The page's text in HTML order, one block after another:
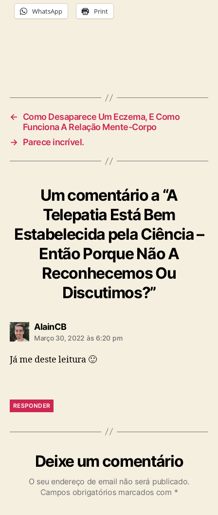
WhatsApp Print
←
Como Desaparece Um Eczema, E Como
Funciona A Relação Mente-Corpo
→ Parece incrível.
Um comentário a “A
Telepatia Está Bem
Estabelecida pela Ciência –
Então Porque Não A
Reconhecemos Ou
Discutimos?”
AlainCBdiz:
Março 30, 2022 às 6:20 pm
Já me deste leitura 🙂
RESPONDER
Deixe um comentário
O seu endereço de email não será publicado.
Campos obrigatórios marcados com *